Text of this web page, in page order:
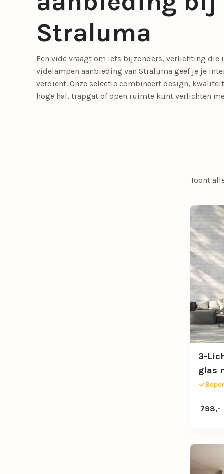
Tafellampen Opbouwspots
Meer verlichting
Lampenvoeten
Leeslampen
Slaapkamerlampen Tienerkamerlampen
Meer lichtbronnen
LED lichtbronnen Smart lichtbronnen
Eetkamerstoelen Fauteuils
Straluma
Een vide vraagt om iets bijzonders, verlichting die
videlampen aanbieding van Straluma geef je je
verdient. Onze selectie combineert design,
hoge hal, trapgat of open ruimte kunt verlichten
Toont
3-
glas
798,-